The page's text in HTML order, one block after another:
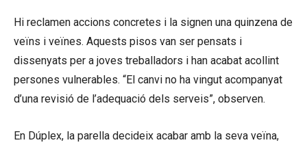
Hi reclamen accions concretes i la signen una quinzena de
veïns i veïnes. Aquests pisos van ser pensats i
dissenyats per a joves treballadors i han acabat acollint
persones vulnerables. “El canvi no ha vingut acompanyat
d’una revisió de l’adequació dels serveis”, observen.
En Dúplex, la parella decideix acabar amb la seva veïna,